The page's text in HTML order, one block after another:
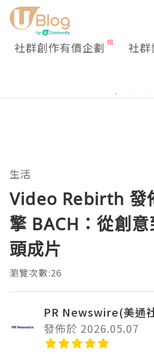
社群創作有價企劃 社
生活
Video Rebirth 發
擎 BACH：從創
頭成片
瀏覽次數:26
PR Newswire(美通
發佈於 2026.05.07